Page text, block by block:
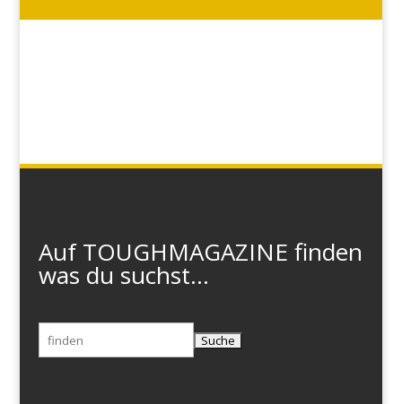
Auf TOUGHMAGAZINE finden
was du suchst...
Suchen
nach: